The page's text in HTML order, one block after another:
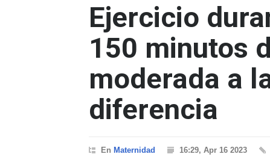
Ejercicio
150 minutos
moderada a
diferencia
En Maternidad 16:29, Apr 16 2023